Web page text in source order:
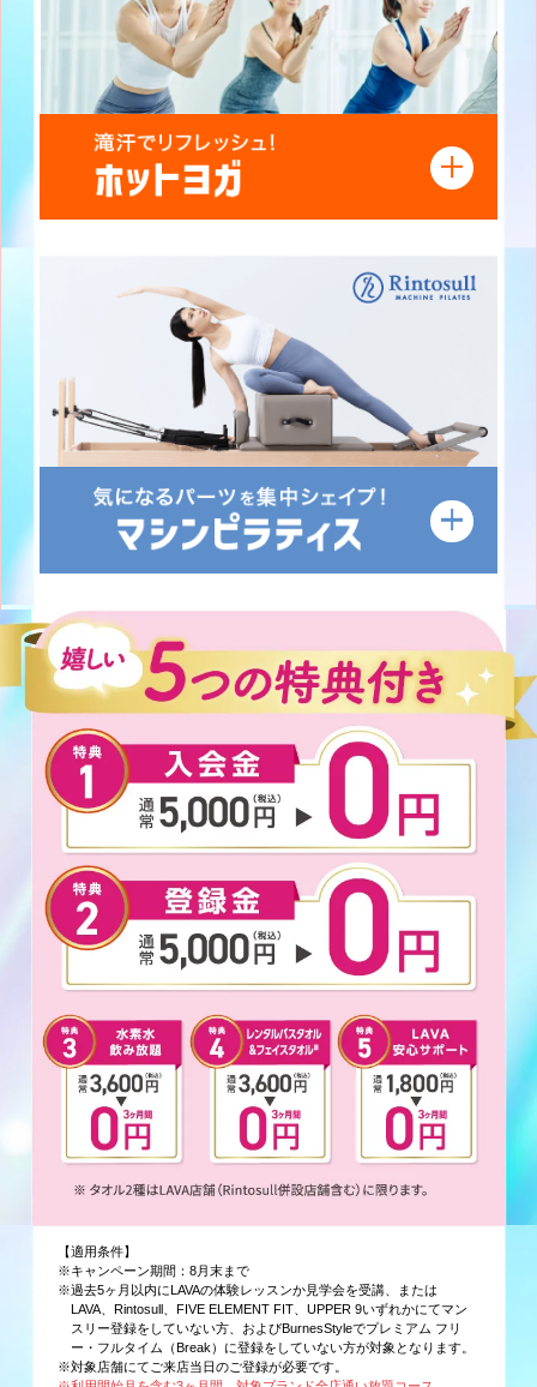
【適用条件】
※キャンペーン期間：8月末まで
※過去5ヶ月以内にLAVAの体験レッスンか見学会を受講、または
LAVA、Rintosull、FIVE ELEMENT FIT、UPPER 9いずれかにてマン
スリー登録をしていない方、およびBurnesStyleでプレミアム フリ
ー・フルタイム（Break）に登録をしていない方が対象となります。
※対象店舗にてご来店当日のご登録が必要です。